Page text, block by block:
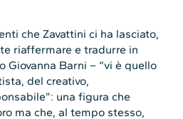
che Zavattini ci ha lasciato,
riaffermare e tradurre in
Giovanna Barni – “vi è quello
del creativo,
una figura che
ma che, al tempo stesso,